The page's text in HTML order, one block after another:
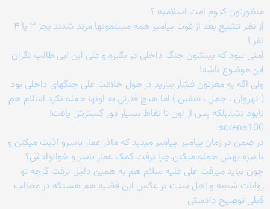
منظورتون کدوم امت اسلامیه ؟
از نظر تشیع بعد از فوت پیامبر همه مسلمونها مرتد شدند بجز ۳ یا ۴
نفر !
امتی نبود که بینشون جنگ داخلی در بگیره.و علی ابن ابی طالب نگران
این موضوع باشه!
ولی اگه به مغزتون فشار بیارید در طول خلافت علی جنگهای داخلی بود
( نهروان ، جمل ، صفین ) اما هیچ قدرتی به اونها حمله نکرد اسلام هم
نابود نشدبلکه پس از اون تا نقاط بسیار دور گسترش یافت!
sorena100:
در ضمن در زمان پیامبر .پیامبر میدید که ماذر عمار یاسرو اذبت میکنن و
با نیزه بهش حمله میکنن.چرا نرفت کمک عمار یاسر و خوانوادش؟
چون نباید میرفت.علی علیه سلام هم به همین دلیل نرفت گرچه تو
روایات شیعه و اهل سنت بر عکس این قضیه هم هستکه در مطالب
قبلی توصیح دادمش